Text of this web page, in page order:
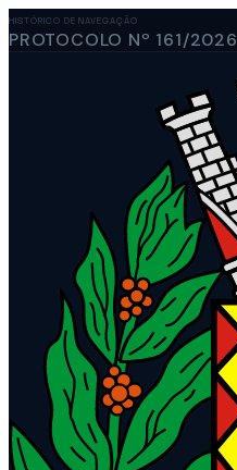
HISTÓRICO DE NAVEGAÇÃO
PROTOCOLO Nº 161/2026